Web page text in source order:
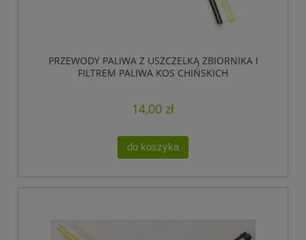
PRZEWODY PALIWA Z USZCZELKĄ ZBIORNIKA I
FILTREM PALIWA KOS CHIŃSKICH
14,00 zł
do koszyka